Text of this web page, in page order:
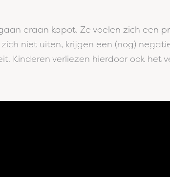
eraan kapot. Ze voelen zich een
niet uiten, krijgen een (nog)
Kinderen verliezen hierdoor ook het